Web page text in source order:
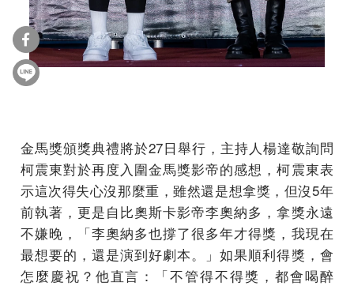
金馬獎頒獎典禮將於27日舉行，主持人楊達敬詢問
柯震東對於再度入圍金馬獎影帝的感想，柯震東表
示這次得失心沒那麼重，雖然還是想拿獎，但沒5年
前執著，更是自比奧斯卡影帝李奧納多，拿獎永遠
不嫌晚，「李奧納多也撐了很多年才得獎，我現在
最想要的，還是演到好劇本。」如果順利得獎，會
怎麼慶祝？他直言：「不管得不得獎，都會喝醉